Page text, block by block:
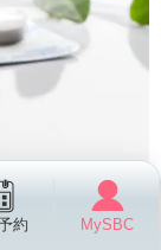
約 MySBC